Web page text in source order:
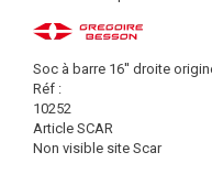
Soc à barre 16'' droite
Réf :
10252
Article SCAR
Non visible site Scar